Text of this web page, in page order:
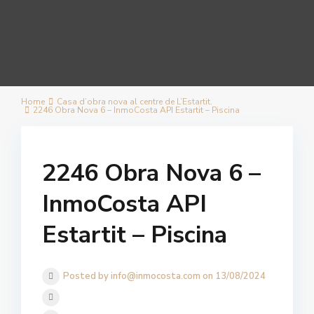
Home Casa d’obra nova al centre de L’Estartit.
2246 Obra Nova 6 – InmoCosta API Estartit – Piscina
2246 Obra Nova 6 –
InmoCosta API
Estartit – Piscina
Posted by info@inmocosta.com on 13/08/2024